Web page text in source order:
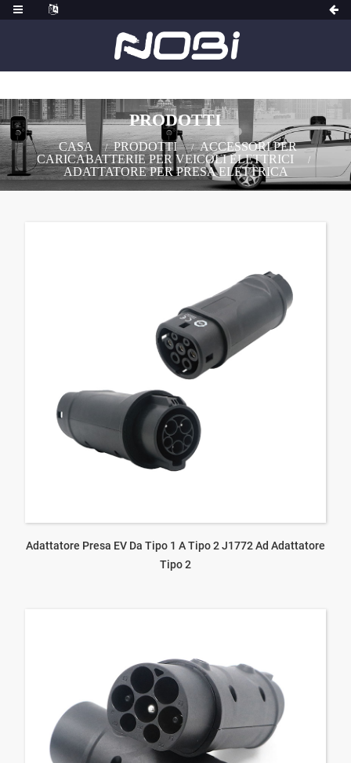
PRODOTTI
CASA PRODOTTI
ACCESSORI PER
CARICABATTERIE PER VEICOLI ELETTRICI
ADATTATORE PER PRESA ELETTRICA
Adattatore Presa EV Da Tipo 1 A Tipo 2 J1772 Ad Adattatore
Tipo 2